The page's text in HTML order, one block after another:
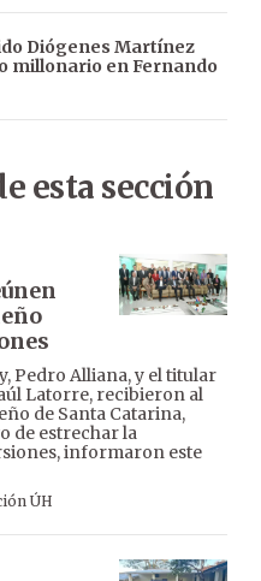
Diógenes Martínez
millonario en Fernando
esta sección
Pedro Alliana, y el titular
Latorre, recibieron al
de Santa Catarina,
de estrechar la
informaron este
ÚH